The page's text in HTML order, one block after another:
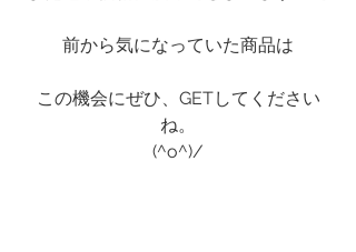
前から気になっていた商品は
この機会にぜひ、GETしてください
ね。
(^o^)/